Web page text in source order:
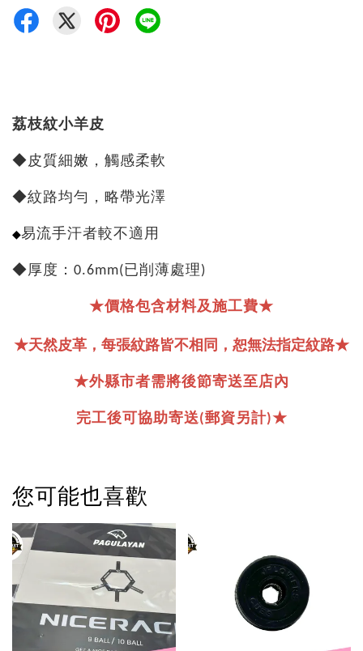
荔枝紋小羊皮
◆皮質細嫩，觸感柔軟
◆紋路均勻，略帶光澤
◆易流手汗者較不適用
◆厚度：0.6mm(已削薄處理)
★價格包含材料及施工費★
★天然皮革，每張紋路皆不相同，恕無法指定紋路★
★外縣市者需將後節寄送至店內
完工後可協助寄送(郵資另計)★
您可能也喜歡